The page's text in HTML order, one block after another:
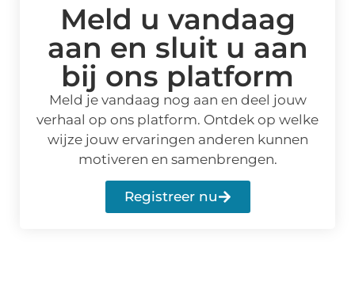
Meld u vandaag
aan en sluit u aan
bij ons platform
Meld je vandaag nog aan en deel jouw
verhaal op ons platform. Ontdek op welke
wijze jouw ervaringen anderen kunnen
motiveren en samenbrengen.
Registreer nu